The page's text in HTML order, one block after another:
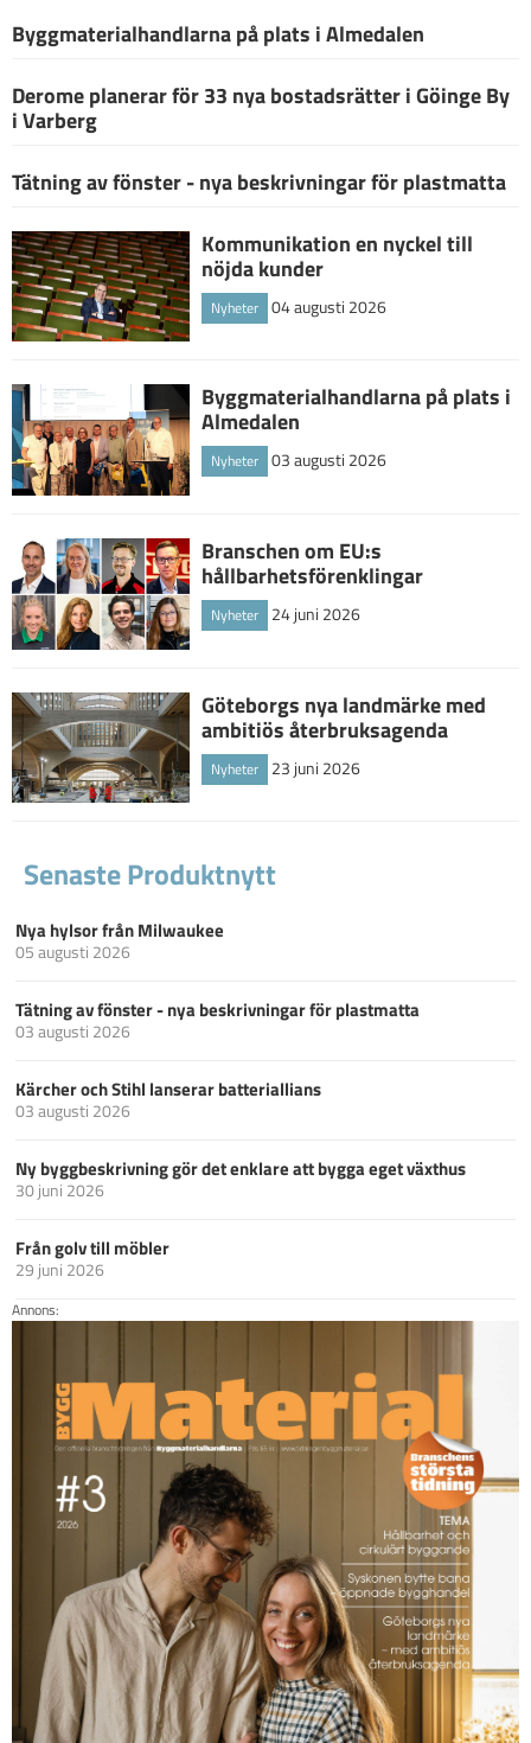
Byggmaterialhandlarna på plats i Almedalen
Derome planerar för 33 nya bostadsrätter i Göinge By
i Varberg
Tätning av fönster - nya beskrivningar för plastmatta
Kommunikation en nyckel till
nöjda kunder
Nyheter 04 augusti 2026
Byggmaterialhandlarna på plats i
Almedalen
Nyheter 03 augusti 2026
Branschen om EU:s
hållbarhetsförenklingar
Nyheter 24 juni 2026
Göteborgs nya landmärke med
ambitiös återbruksagenda
Nyheter 23 juni 2026
Senaste Produktnytt
Nya hylsor från Milwaukee
05 augusti 2026
Tätning av fönster - nya beskrivningar för plastmatta
03 augusti 2026
Kärcher och Stihl lanserar batteriallians
03 augusti 2026
Ny byggbeskrivning gör det enklare att bygga eget växthus
30 juni 2026
Från golv till möbler
29 juni 2026
Annons: